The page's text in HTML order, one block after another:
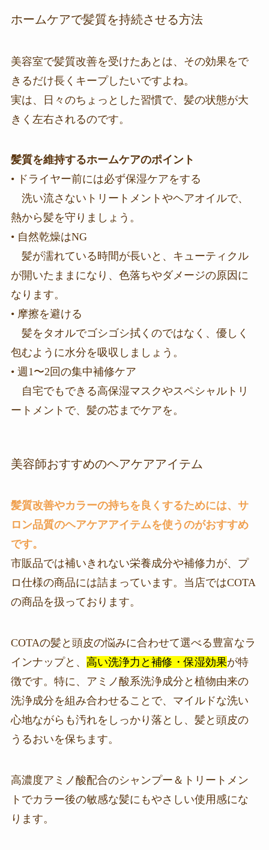
ホームケアで髪質を持続させる方法
美容室で髪質改善を受けたあとは、その効果をで
きるだけ長くキープしたいですよね。
実は、日々のちょっとした習慣で、髪の状態が大
きく左右されるのです。
髪質を維持するホームケアのポイント
• ドライヤー前には必ず保湿ケアをする
洗い流さないトリートメントやヘアオイルで、
熱から髪を守りましょう。
• 自然乾燥はNG
髪が濡れている時間が長いと、キューティクル
が開いたままになり、色落ちやダメージの原因に
なります。
• 摩擦を避ける
髪をタオルでゴシゴシ拭くのではなく、優しく
包むように水分を吸収しましょう。
• 週1〜2回の集中補修ケア
自宅でもできる高保湿マスクやスペシャルトリ
ートメントで、髪の芯までケアを。
美容師おすすめのヘアケアアイテム
髪質改善やカラーの持ちを良くするためには、サ
ロン品質のヘアケアアイテムを使うのがおすすめ
です。
市販品では補いきれない栄養成分や補修力が、プ
ロ仕様の商品には詰まっています。当店ではCOTA
の商品を扱っております。
COTAの髪と頭皮の悩みに合わせて選べる豊富なラ
インナップと、 高い洗浄力と補修・保湿効果が特
徴です。特に、アミノ酸系洗浄成分と植物由来の
洗浄成分を組み合わせることで、マイルドな洗い
心地ながらも汚れをしっかり落とし、髪と頭皮の
うるおいを保ちます。
高濃度アミノ酸配合のシャンプー＆トリートメン
トでカラー後の敏感な髪にもやさしい使用感にな
ります。